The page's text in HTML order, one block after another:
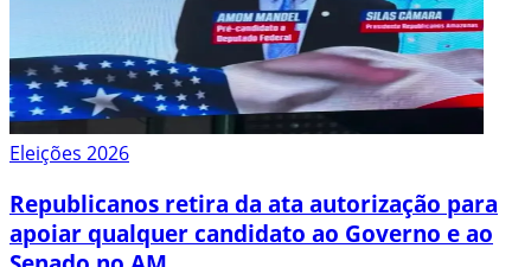
Eleições 2026
Republicanos retira da ata autorização para
apoiar qualquer candidato ao Governo e ao